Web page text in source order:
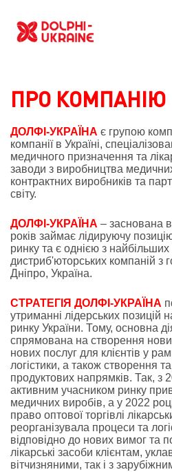
ПРО КОМПАНІЮ
ДОЛФІ-УКРАЇНА є групою
компанії в Україні,
медичного призначення та
заводи з виробництва
контрактних виробників та
світу.
ДОЛФІ-УКРАЇНА – заснована
років займає лідируючу
ринку та є однією з
дистриб'юторських компаній з
Дніпро, Україна.
СТРАТЕГІЯ ДОЛФІ-УКРАЇНА
утриманні лідерських
ринку України. Тому, основна
спрямована на створення
нових послуг для клієнтів у
логістики, а також створення
продуктових напрямків. Так, з
активним учасником ринку
медичних виробів, а у 2022
право оптової торгівлі
реорганізувала процеси та
відповідно до нових вимог та
лікарські засоби клієнтам,
вітчизняними, так і з